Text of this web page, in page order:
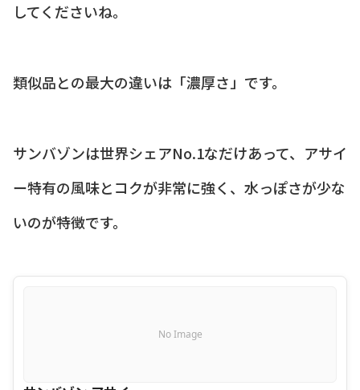
してくださいね。
類似品との最大の違いは「濃厚さ」です。
サンバゾンは世界シェアNo.1なだけあって、アサイ
ー特有の風味とコクが非常に強く、水っぽさが少な
いのが特徴です。
No Image